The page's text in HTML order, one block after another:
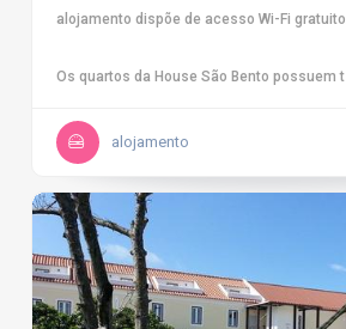
alojamento dispõe de acesso Wi-Fi gratuito.
Os quartos da House São Bento possuem t
alojamento